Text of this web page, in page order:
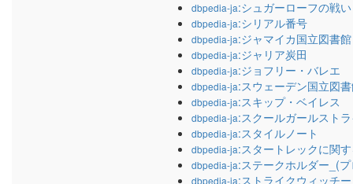
dbpedia-ja:シュガーローフの戦い
dbpedia-ja:シリアル番号
dbpedia-ja:ジャマイカ国立図書館
dbpedia-ja:ジャリア炭田
dbpedia-ja:ジョフリー・バレエ
dbpedia-ja:スウェーデン国立図
dbpedia-ja:スキップ・ベイレス
dbpedia-ja:スクールガールスト
dbpedia-ja:スタイルノート
dbpedia-ja:スタートレックに関
dbpedia-ja:ステークホルダー_(
dbpedia-ja:ストライクウィッチ